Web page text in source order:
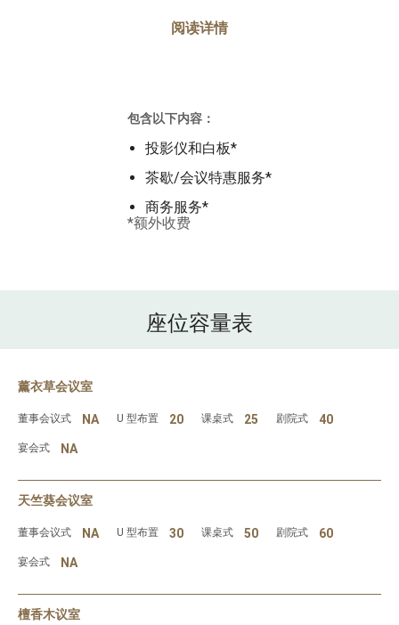
阅读详情
包含以下内容：
投影仪和白板*
茶歇/会议特惠服务*
商务服务*
*额外收费
座位容量表
薰衣草会议室
董事会议式 NA U 型布置 20 课桌式 25 剧院式 40
宴会式 NA
天竺葵会议室
董事会议式 NA U 型布置 30 课桌式 50 剧院式 60
宴会式 NA
檀香木议室